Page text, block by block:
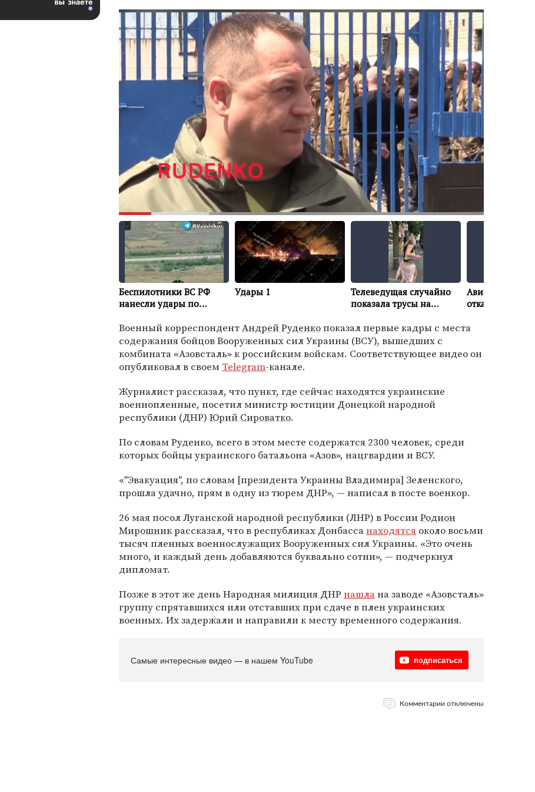
Военный корреспондентАндрей Руденкопоказал первые кадры с места
содержания бойцов Вооруженных сил Украины (ВСУ), вышедших с
комбината «Азовсталь» к российским войскам. Соответствующее видео он
опубликовал в своем Telegram-канале.
Журналист рассказал, что пункт, где сейчас находятся украинские
военнопленные, посетил министр юстиции Донецкой народной
республики (ДНР) Юрий Сироватко.
По словам Руденко, всего в этом месте содержатся 2300 человек, среди
которых бойцы украинского батальона «Азов», нацгвардии и ВСУ.
«"Эвакуация", по словам [президента Украины Владимира] Зеленского,
прошла удачно, прям в одну из тюрем ДНР», — написал в посте военкор.
26 мая посол Луганской народной республики (ЛНР) в РоссииРодион
Мирошникрассказал, что в республиках Донбассанаходятся около восьми
тысяч пленных военнослужащих Вооруженных сил Украины. «Это очень
много, и каждый день добавляются буквально сотни», — подчеркнул
дипломат.
Позже в этот же день Народная милиция ДНР нашлана заводе «Азовсталь»
группу спрятавшихся или отставших при сдаче в плен украинских
военных. Их задержали и направили к месту временного содержания.
Самые интересные видео — в нашем YouTube подписаться
Комментарии отключены